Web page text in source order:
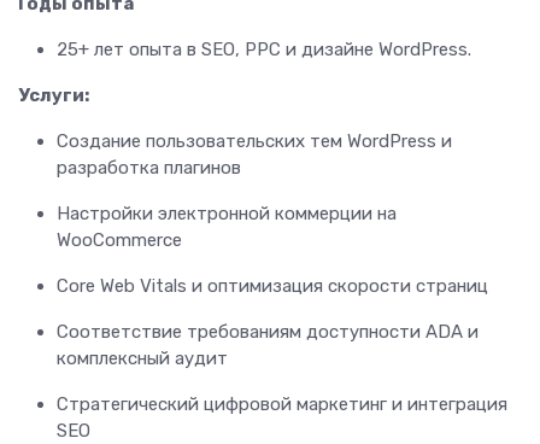
25+ лет опыта в SEO, PPC и дизайне WordPress.
Услуги:
Создание пользовательских тем WordPress и
разработка плагинов
Настройки электронной коммерции на
WooCommerce
Core Web Vitals и оптимизация скорости страниц
Соответствие требованиям доступности ADA и
комплексный аудит
Стратегический цифровой маркетинг и интеграция
SEO